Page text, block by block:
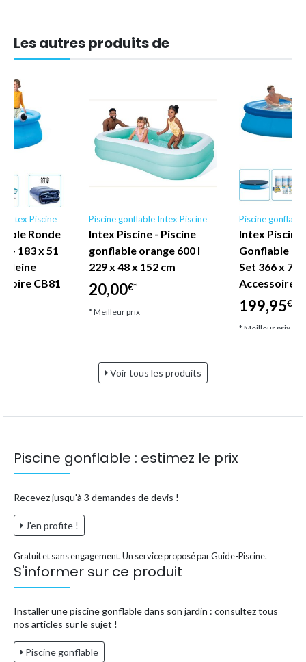
Les autres produits de
Intex Piscine
Ronde
- 183 x 51
CB81
Piscine gonflable Intex Piscine
Intex Piscine - Piscine
gonflable orange 600 l
229 x 48 x 152 cm
20,00€*
* Meilleur prix
Piscine
Intex Piscine
Gonflable
Set 366 x 76
Accessoire
199,95€*
* Meilleur prix
Voir tous les produits
Piscine gonflable : estimez le prix
Recevez jusqu'à 3 demandes de devis !
J'en profite !
Gratuit et sans engagement. Un service proposé par Guide-Piscine.
S'informer sur ce produit
Installer une piscine gonflable dans son jardin : consultez tous
nos articles sur le sujet !
Piscine gonflable